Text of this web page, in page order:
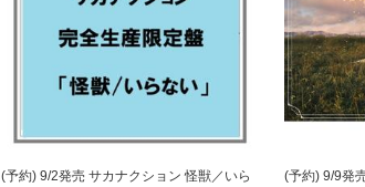
(予約) 9/2発売 サカナクション 怪獣／いら
(予約) 9/9発